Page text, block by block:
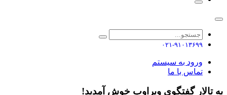
۰۲۱-۹۱۰۱۳۶۹۹
ورود به سیستم
تماس با ما
به تالار گفتگوی ویراوب خوش آمدید!